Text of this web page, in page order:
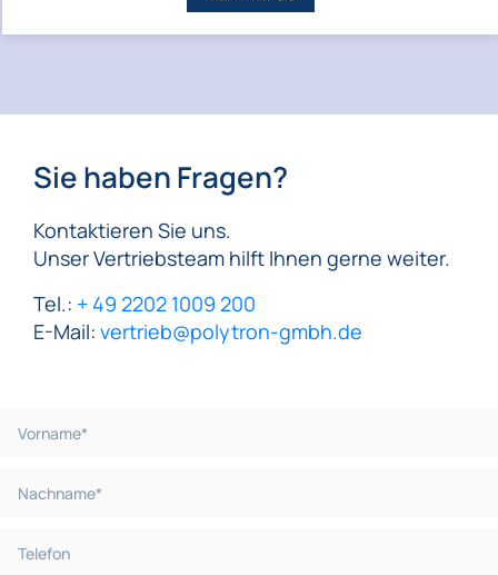
Sie haben Fragen?
Kontaktieren Sie uns.
Unser Vertriebsteam hilft Ihnen gerne weiter.
Tel.: + 49 2202 1009 200
E-Mail: vertrieb@polytron-gmbh.de